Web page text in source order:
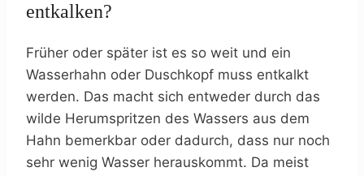
entkalken?
Früher oder später ist es so weit und ein
Wasserhahn oder Duschkopf muss entkalkt
werden. Das macht sich entweder durch das
wilde Herumspritzen des Wassers aus dem
Hahn bemerkbar oder dadurch, dass nur noch
sehr wenig Wasser herauskommt. Da meist